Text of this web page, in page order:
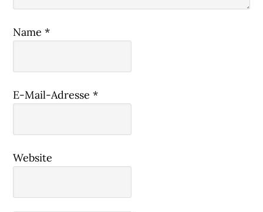
Name*
E-Mail-Adresse*
Website